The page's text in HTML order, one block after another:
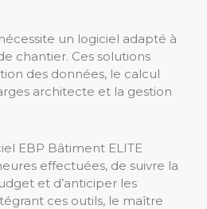
un logiciel adapté à
chantier. Ces solutions
des données, le calcul
architecte et la gestion
EBP Bâtiment ELITE
effectuées, de suivre la
et d’anticiper les
ces outils, le maître